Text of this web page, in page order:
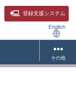
登録支援システム
English
その他